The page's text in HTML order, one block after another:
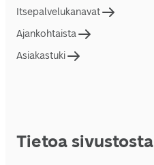
Itsepalvelukanavat
Ajankohtaista
Asiakastuki
Tietoa sivustosta